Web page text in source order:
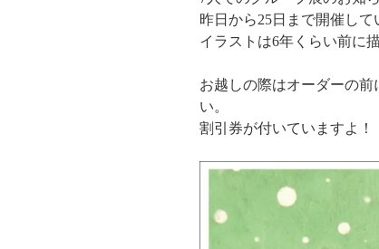
昨日から25日まで開催して
イラストは6年くらい前に
お越しの際はオーダーの
い。
割引券が付いていますよ！